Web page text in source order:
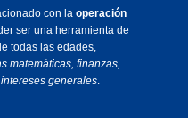
con la operación
ser una herramienta de
todas las edades,
matemáticas, finanzas,
generales.